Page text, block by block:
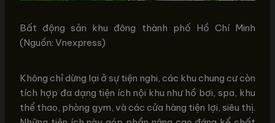
Bất động sản khu đông thành phố Hồ Chí Minh
(Nguồn: Vnexpress)
Không chỉ dừng lại ở sự tiện nghi, các khu chung cư còn
tích hợp đa dạng tiện ích nội khu như hồ bơi, spa, khu
thể thao, phòng gym, và các cửa hàng tiện lợi, siêu thị.